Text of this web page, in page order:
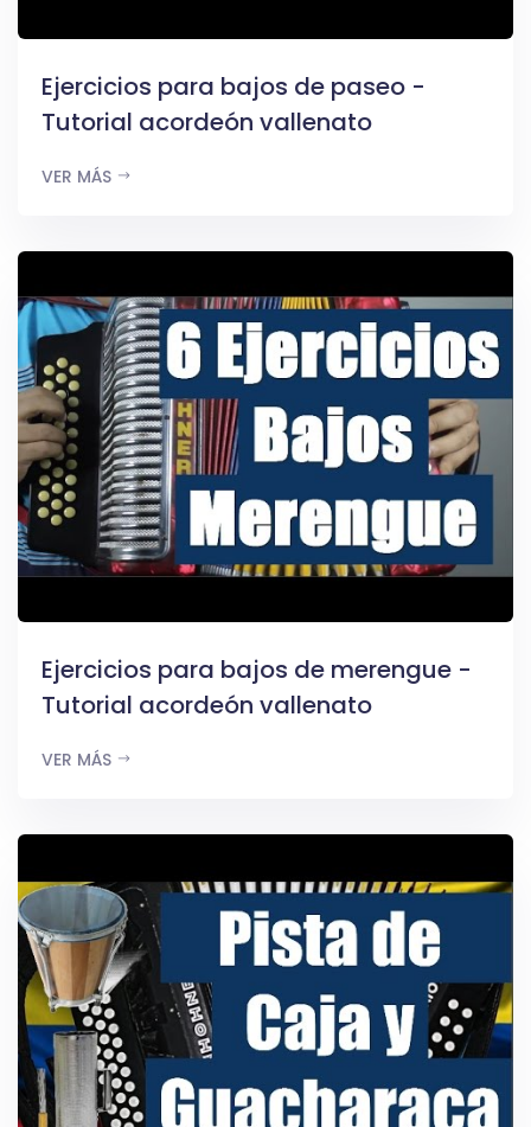
Ejercicios para bajos de paseo -
Tutorial acordeón vallenato
VER MÁS
Ejercicios para bajos de merengue -
Tutorial acordeón vallenato
VER MÁS